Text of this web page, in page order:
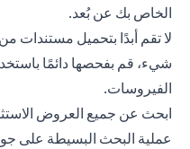
الخاص بك عن بُعد.
لا تقم أبدًا بتحميل مستندات
شيء، قم بفحصها دائمًا
الفيروسات.
ابحث عن جميع العروض
عملية البحث البسيطة على